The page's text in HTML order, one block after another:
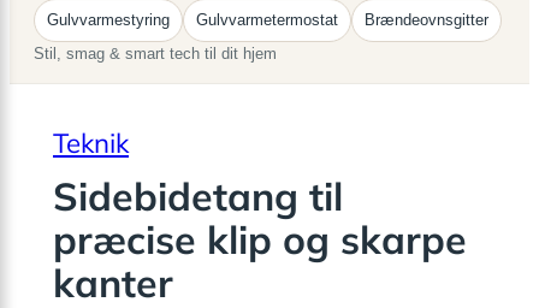
Gulvvarmestyring Gulvvarmetermostat
Brændeovnsgitter
Stil, smag & smart tech til dit hjem
Teknik
Sidebidetang til
præcise klip og skarpe
kanter